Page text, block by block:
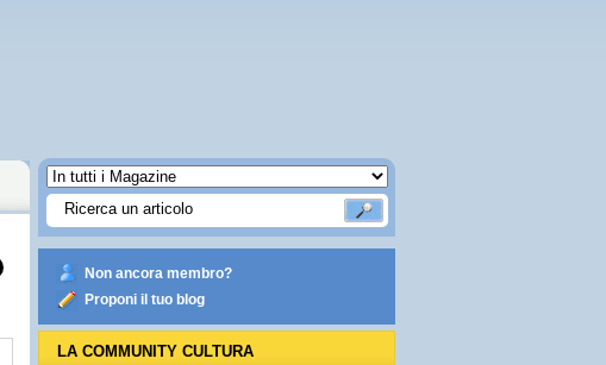
Non ancora membro?
Proponi il tuo blog
LA COMMUNITY CULTURA